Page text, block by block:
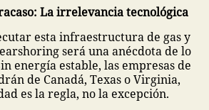
La irrelevancia tecnológica
esta infraestructura de gas y
será una anécdota de lo
energía estable, las empresas de
de Canadá, Texas o Virginia,
es la regla, no la excepción.